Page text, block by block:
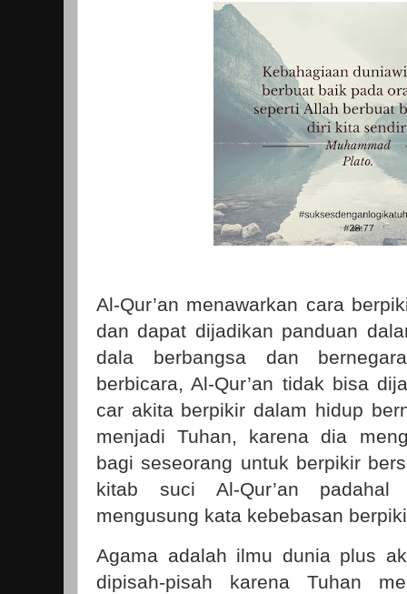
Al-Qur’an menawarkan cara
dan dapat dijadikan panduan
dala berbangsa dan
berbicara, Al-Qur’an tidak bisa
car akita berpikir dalam hidup
menjadi Tuhan, karena dia
bagi seseorang untuk berpikir
kitab suci Al-Qur’an
mengusung kata kebebasan
Agama adalah ilmu dunia plus
dipisah-pisah karena Tuhan